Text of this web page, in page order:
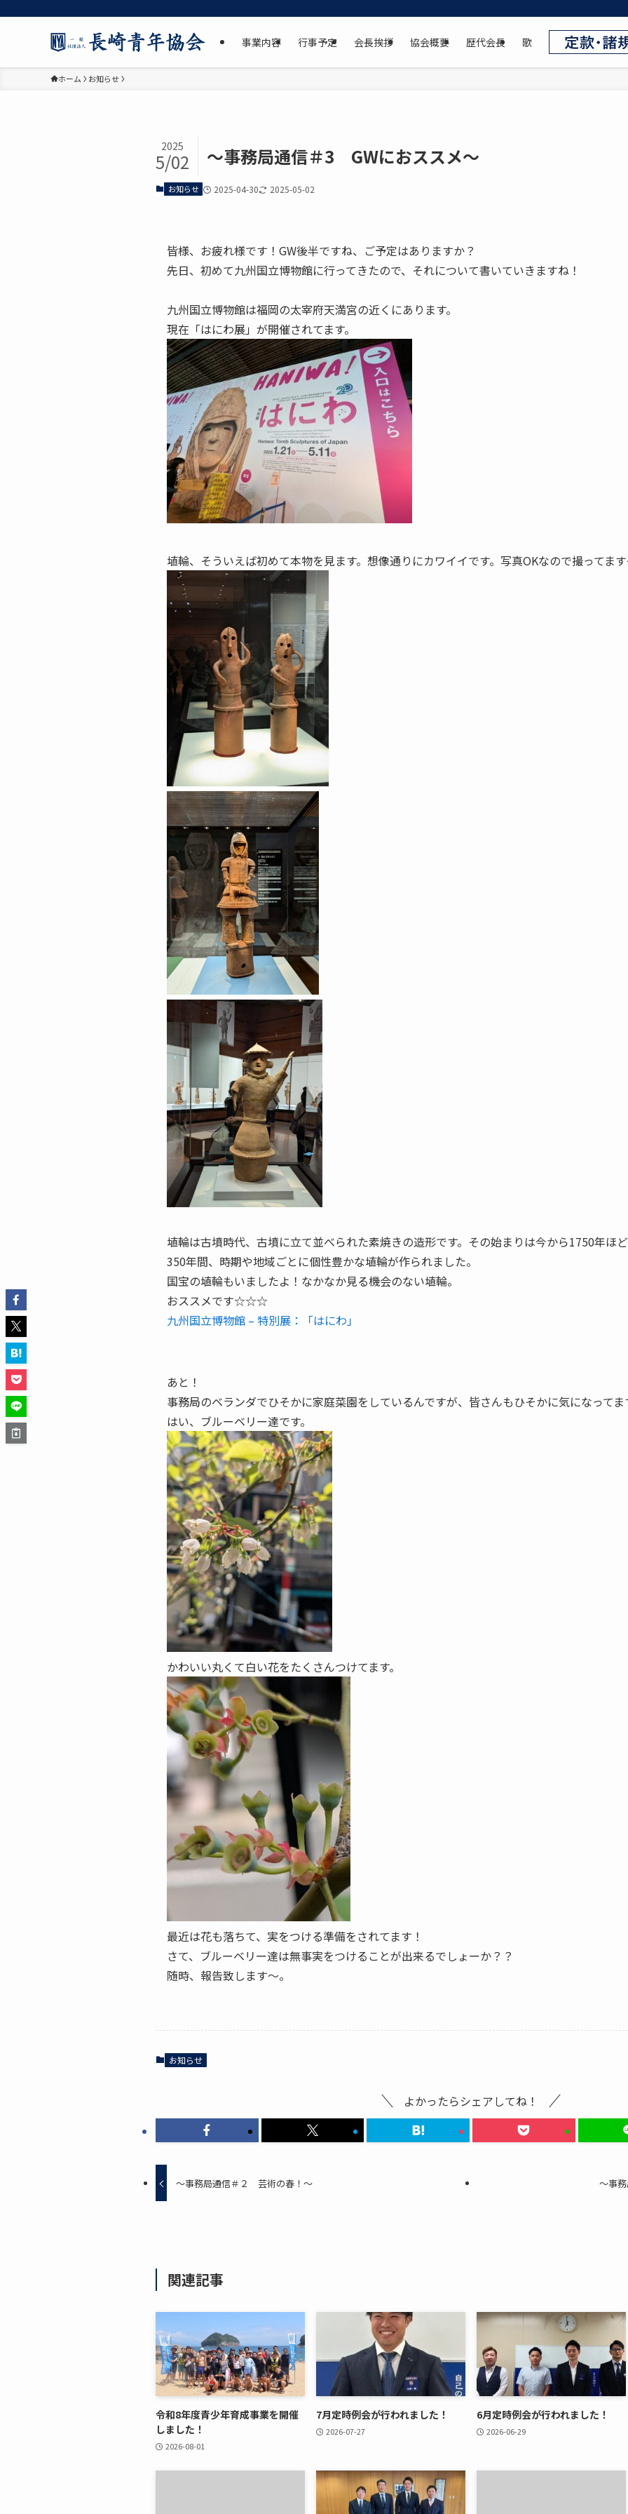
事業内容 行事予定 会長挨拶 協会概要 歴代会長 歌
ホーム お知らせ
〜事務局通信＃3 GWにおススメ～
2025
5/02
お知らせ 2025-04-30 2025-05-02
皆様、お疲れ様です！GW後半ですね、ご予定はありますか？
先日、初めて九州国立博物館に行ってきたので、それについて書いていきますね！
九州国立博物館は福岡の太宰府天満宮の近くにあります。
現在「はにわ展」が開催されてます。
埴輪、そういえば初めて本物を見ます。想像通りにカワイイです。写真OKなので撮ってま
埴輪は古墳時代、古墳に立て並べられた素焼きの造形です。その始まりは今から1750年ほ
350年間、時期や地域ごとに個性豊かな埴輪が作られました。
国宝の埴輪もいましたよ！なかなか見る機会のない埴輪。
おススメです☆☆☆
九州国立博物館 – 特別展：「はにわ」
あと！
事務局のベランダでひそかに家庭菜園をしているんですが、皆さんもひそかに気になって
はい、ブルーベリー達です。
かわいい丸くて白い花をたくさんつけてます。
最近は花も落ちて、実をつける準備をされてます！
さて、ブルーベリー達は無事実をつけることが出来るでしょーか？？
随時、報告致します～。
お知らせ
よかったらシェアしてね！
～事務局通信＃２ 芸術の春！～ ～事
関連記事
令和8年度青少年育成事業を開催
しました！
2026-08-01
7月定時例会が行われました！
2026-07-27
6月定時例会が行われました！
2026-06-29